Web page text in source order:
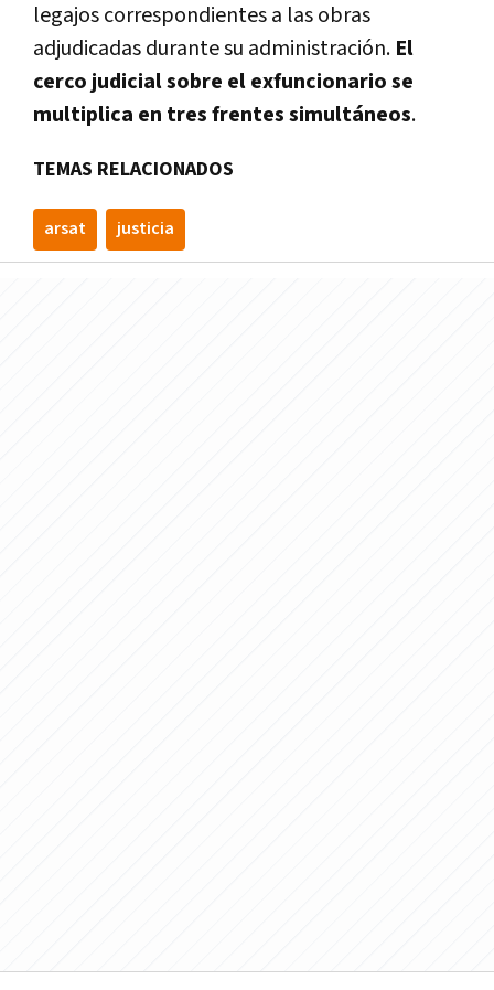
legajos correspondientes a las obras
adjudicadas durante su administración. El
cerco judicial sobre el exfuncionario se
multiplica en tres frentes simultáneos.
TEMAS RELACIONADOS
arsat justicia